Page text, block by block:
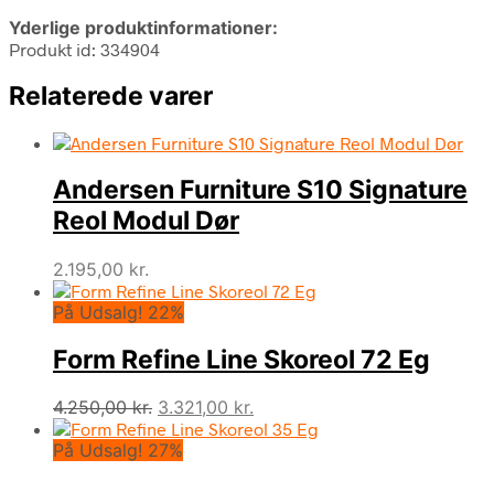
Yderlige produktinformationer:
Produkt id: 334904
Relaterede varer
Andersen Furniture S10 Signature
Reol Modul Dør
2.195,00 kr.
På Udsalg! 22%
Form Refine Line Skoreol 72 Eg
4.250,00kr. Den
oprindelige
pris
3.321,00 kr.
aktuelle
På Udsalg! 27%